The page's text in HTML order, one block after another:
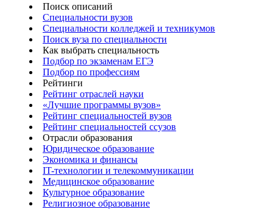
Поиск описаний
Специальности вузов
Специальности колледжей и техникумов
Поиск вуза по специальности
Как выбрать специальность
Подбор по экзаменам ЕГЭ
Подбор по профессиям
Рейтинги
Рейтинг отраслей науки
«Лучшие программы вузов»
Рейтинг специальностей вузов
Рейтинг специальностей ссузов
Отрасли образования
Юридическое образование
Экономика и финансы
IT-технологии и телекоммуникации
Медицинское образование
Культурное образование
Религиозное образование